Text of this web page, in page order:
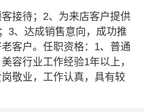
接待；2、为来店客户提供
3、达成销售意向，成功推
客户。任职资格：1、普通
容行业工作经验1年以上，
敬业，工作认真，具有较